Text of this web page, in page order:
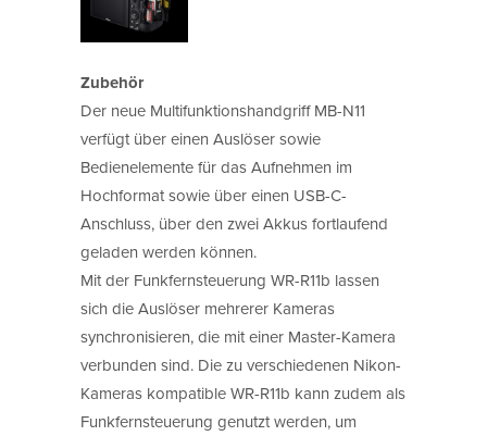
Zubehör
Der neue Multifunktionshandgriff MB-N11
verfügt über einen Auslöser sowie
Bedienelemente für das Aufnehmen im
Hochformat sowie über einen USB-C-
Anschluss, über den zwei Akkus fortlaufend
geladen werden können.
Mit der Funkfernsteuerung WR-R11b lassen
sich die Auslöser mehrerer Kameras
synchronisieren, die mit einer Master-Kamera
verbunden sind. Die zu verschiedenen Nikon-
Kameras kompatible WR-R11b kann zudem als
Funkfernsteuerung genutzt werden, um